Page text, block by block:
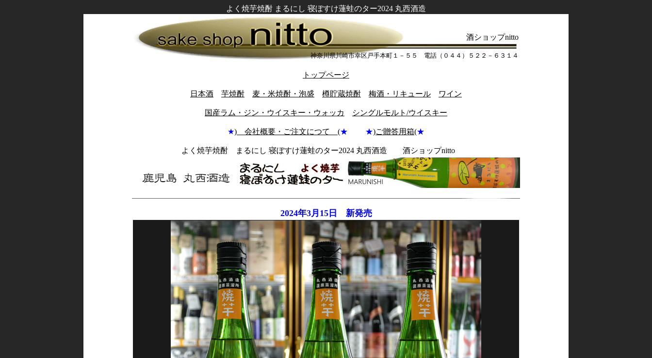
よく焼芋焼酎 まるにし 寝ぼすけ蓮蛙のター2024 丸西酒造
酒ショップnitto
神奈川県川崎市幸区戸手本町１－５５ 電話（０４４）５２２－６３１４
トップページ
日本酒 芋焼酎 麦・米焼酎・泡盛 樽貯蔵焼酎 梅酒・リキュール ワイン
国産ラム・ジン・ウイスキー・ウォッカ シングルモルト/ウイスキー
★) 会社概要・ご注文につて (★ ★)ご贈答用箱(★
よく焼芋焼酎 まるにし 寝ぼすけ蓮蛙のター2024 丸西酒造 酒ショップnitto
2024年3月15日 新発売